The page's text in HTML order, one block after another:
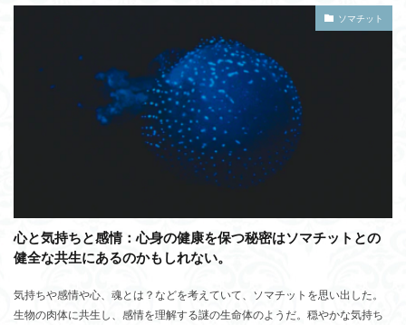
ソマチット
心と気持ちと感情：心身の健康を保つ秘密はソマチットとの
健全な共生にあるのかもしれない。
気持ちや感情や心、魂とは？などを考えていて、ソマチットを思い出した。
生物の肉体に共生し、感情を理解する謎の生命体のようだ。穏やかな気持ち